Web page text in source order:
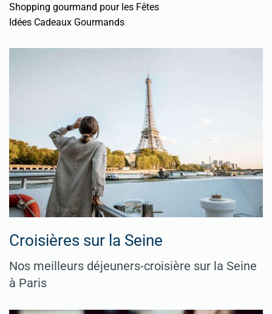
Shopping gourmand pour les Fêtes
Idées Cadeaux Gourmands
Croisières sur la Seine
Nos meilleurs déjeuners-croisière sur la Seine
à Paris